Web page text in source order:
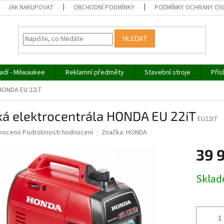
JAK NAKUPOVAT OBCHODNÍ PODMÍNKY PODMÍNKY OCHRANY
HLEDAT
- Milwaukee Reklamní předměty Stavební stroje
EU 22iT
elektrocentrála HONDA EU 22iTEU22IT
Podrobnosti hodnocení Značka: HONDA
39
cena: